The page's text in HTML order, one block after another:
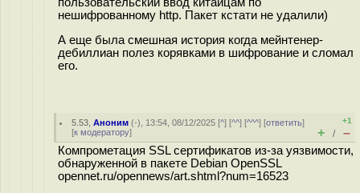
нешифрованному http. Пакет кстати не удалили)
А еще была смешная история когда мейнтенер-
дебиллиан полез корявками в шифрование и сломал
его.
5.53 ,Аноним (-), 13:54, 08/12/2025 [^] [^^] [^^^] [ответить]
[к модератору]
+1
+ / –
Компрометация SSL сертификатов из-за уязвимости,
обнаруженной в пакете Debian OpenSSL
opennet.ru/opennews/art.shtml?num=16523